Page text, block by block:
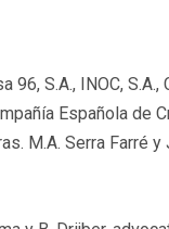
S.A., INOC,
Española de
M.A. Serra Farré